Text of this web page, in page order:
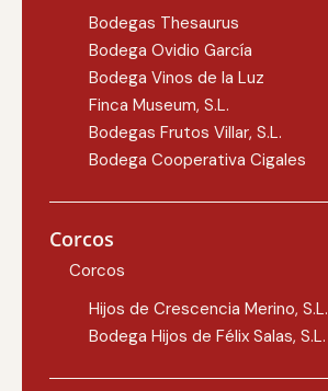
Bodegas Thesaurus
Bodega Ovidio García
Bodega Vinos de la Luz
Finca Museum, S.L.
Bodegas Frutos Villar, S.L.
Bodega Cooperativa Cigales
Corcos
Corcos
Hijos de Crescencia Merino, S.L.
Bodega Hijos de Félix Salas, S.L.